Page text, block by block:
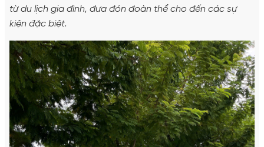
từ du lịch gia đình, đưa đón đoàn thể cho đến các sự
kiện đặc biệt.